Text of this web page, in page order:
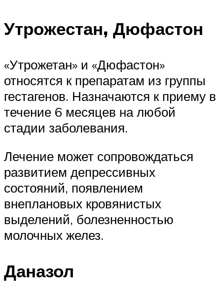
Утрожестан, Дюфастон
«Утрожетан» и «Дюфастон»
относятся к препаратам из группы
гестагенов. Назначаются к приему в
течение 6 месяцев на любой
стадии заболевания.
Лечение может сопровождаться
развитием депрессивных
состояний, появлением
внеплановых кровянистых
выделений, болезненностью
молочных желез.
Даназол